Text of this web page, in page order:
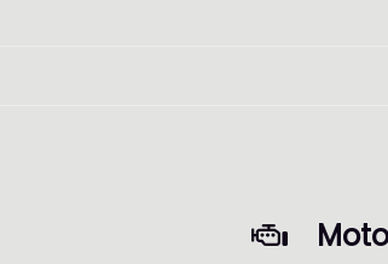
en tevens word de auto voor u
garantie van 6 maanden op
vanaf €395